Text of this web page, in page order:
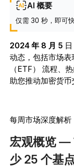
AI 概要
仅需 30 秒，即可
2024 年 8 月 5 日
动态，包括市场
（ETF） 流程、
助您推动加密货币
每周市场深度解析
宏观概览 —
少 25 个基